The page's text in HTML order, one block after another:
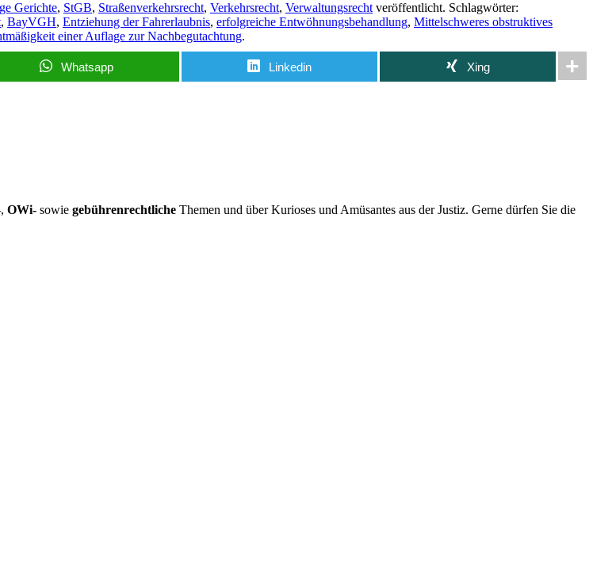
Gerichte, StGB, Straßenverkehrsrecht, Verkehrsrecht, Verwaltungsrecht veröffentlicht. Schlagwörter:
, BayVGH, Entziehung der Fahrerlaubnis, erfolgreiche Entwöhnungsbehandlung, Mittelschweres obstruktives
einer Auflage zur Nachbegutachtung.
Whatsapp Linkedin Xing
, OWi- sowie gebührenrechtliche Themen und über Kurioses und Amüsantes aus der Justiz. Gerne dürfen Sie die